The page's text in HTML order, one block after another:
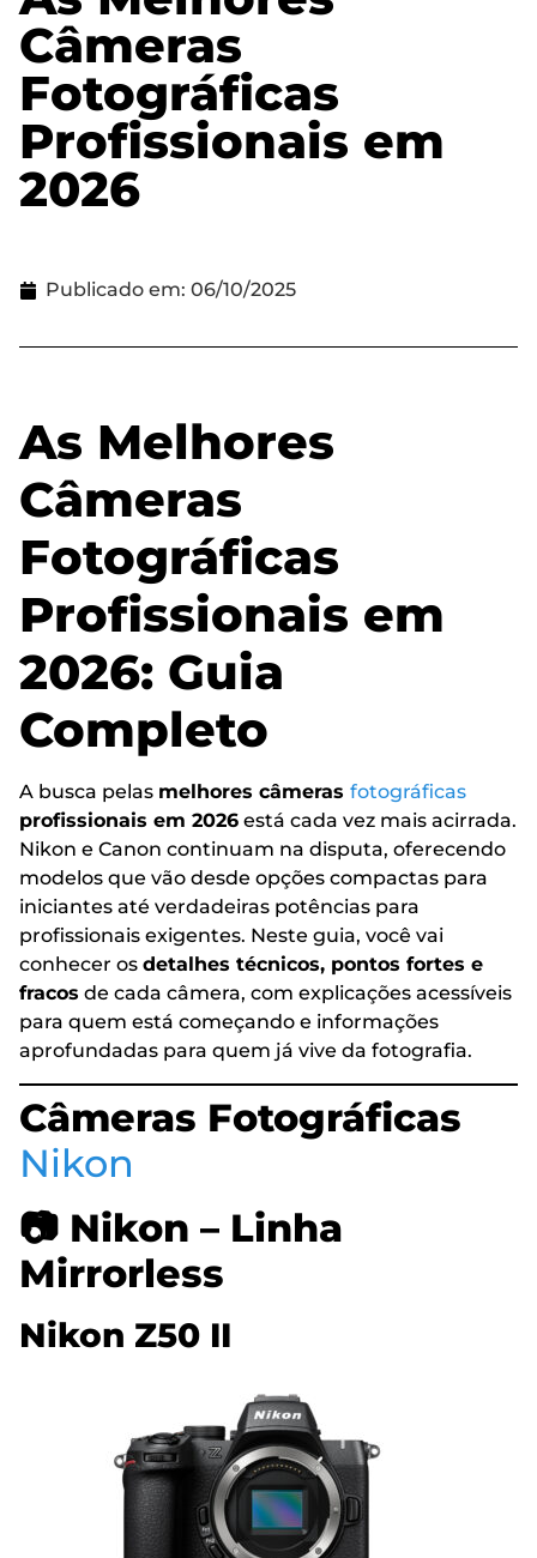
Câmeras
Fotográficas
Profissionais em
2026
Publicado em: 06/10/2025
As Melhores
Câmeras
Fotográficas
Profissionais em
2026: Guia
Completo
A busca pelas melhores câmeras fotográficas
profissionais em 2026 está cada vez mais acirrada.
Nikon e Canon continuam na disputa, oferecendo
modelos que vão desde opções compactas para
iniciantes até verdadeiras potências para
profissionais exigentes. Neste guia, você vai
conhecer os detalhes técnicos, pontos fortes e
fracos de cada câmera, com explicações acessíveis
para quem está começando e informações
aprofundadas para quem já vive da fotografia.
Câmeras Fotográficas
Nikon
📷 Nikon – Linha
Mirrorless
Nikon Z50 II